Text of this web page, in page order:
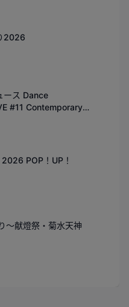
2026
ース Dance
#11 Contemporary
POP！UP！
〜献燈祭・菊水天神